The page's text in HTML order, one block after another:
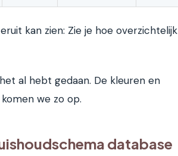
kan zien: Zie je hoe overzichtelijk
al hebt gedaan. De kleuren en
we zo op.
database